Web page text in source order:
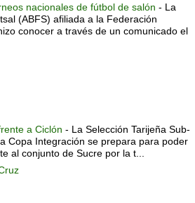
nacionales de fútbol de salón - La
(ABFS) afiliada a la Federación
conocer a través de un comunicado el
a Ciclón - La Selección Tarijeña Sub-
Copa Integración se prepara para poder
al conjunto de Sucre por la t...